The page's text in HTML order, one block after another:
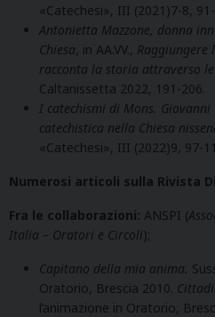
«Catechesi», III (2021)7-8,
Antonietta Mazzone, donna
Chiesa, in AA.VV., Raggiungere
racconta la storia attraverso le
Caltanissetta 2022, 191-206.
I catechismi di Mons. Giovanni
catechistica nella Chiesa
«Catechesi», III (2022)9, 97-
Numerosi articoli sulla Rivista
Fra le collaborazioni: ANSPI (
Italia – Oratori e Circoli);
Capitano della mia anima.
Oratorio, Brescia 2010.
l’animazione in Oratorio,